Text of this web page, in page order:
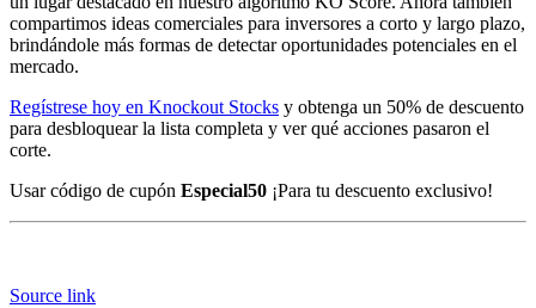
compartimos ideas comerciales para inversores a corto y largo plazo,
brindándole más formas de detectar oportunidades potenciales en el
mercado.
Regístrese hoy en Knockout Stocks y obtenga un 50% de descuento
para desbloquear la lista completa y ver qué acciones pasaron el
corte.
Usar código de cupón Especial50 ¡Para tu descuento exclusivo!
Source link